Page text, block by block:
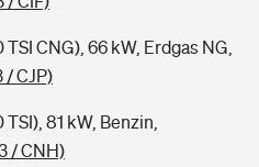
CNG), 66 kW, Erdgas NG,
/ CJP)
81 kW, Benzin,
/ CNH)